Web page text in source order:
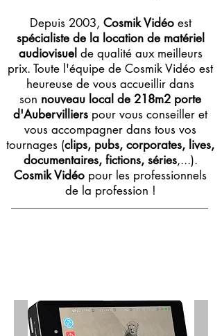
Depuis 2003, Cosmik Vidéoest
spécialiste de la location de matériel
audiovisuel de qualité aux meilleurs
prix. Toute l'équipe de Cosmik Vidéo est
heureuse de vous accueillir dans
son nouveau local de 218m2 porte
d'Aubervilliers pour vous conseiller et
vous accompagner dans tous vos
tournages (clips, pubs, corporates, lives,
documentaires, fictions, séries,...).
Cosmik Vidéo pour les professionnels
de la profession !